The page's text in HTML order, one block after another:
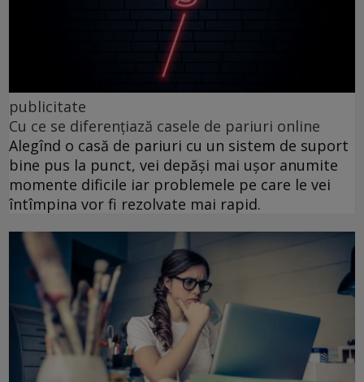
publicitate
Cu ce se diferențiază casele de pariuri online
Alegînd o casă de pariuri cu un sistem de suport
bine pus la punct, vei depăși mai ușor anumite
momente dificile iar problemele pe care le vei
întîmpina vor fi rezolvate mai rapid.